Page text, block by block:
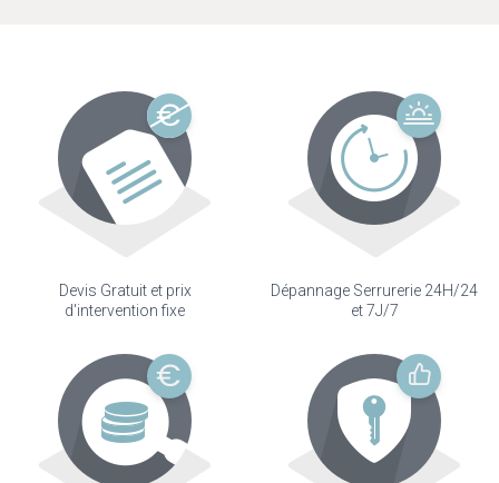
Devis Gratuit et prix
d'intervention fixe
Dépannage Serrurerie 24H/24
et 7J/7